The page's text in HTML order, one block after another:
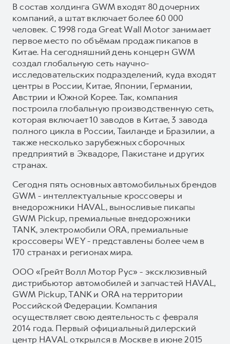
В состав холдинга GWM входят 80 дочерних
компаний, а штат включает более 60 000
человек. С 1998 года Great Wall Motor занимает
первое место по объёмам продаж пикапов в
Китае. На сегодняшний день концерн GWM
создал глобальную сеть научно-
исследовательских подразделений, куда входят
центры в России, Китае, Японии, Германии,
Австрии и Южной Корее. Так, компания
построила глобальную производственную сеть,
которая включает 10 заводов в Китае, 3 завода
полного цикла в России, Таиланде и Бразилии, а
также несколько зарубежных сборочных
предприятий в Эквадоре, Пакистане и других
странах.
Сегодня пять основных автомобильных брендов
GWM - интеллектуальные кроссоверы и
внедорожники HAVAL, выносливые пикапы
GWM Pickup, премиальные внедорожники
TANK, электромобили ORA, премиальные
кроссоверы WEY - представлены более чем в
170 странах и регионах мира.
ООО «Грейт Волл Мотор Рус» - эксклюзивный
дистрибьютор автомобилей и запчастей HAVAL,
GWM Pickup, TANK и ORA на территории
Российской Федерации. Компания
осуществляет свою деятельность с февраля
2014 года. Первый официальный дилерский
центр HAVAL открылся в Москве в июне 2015